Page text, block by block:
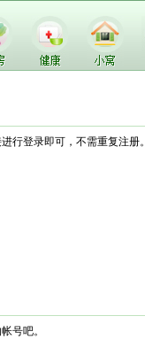
行登录即可，不需重复注册。
号吧。